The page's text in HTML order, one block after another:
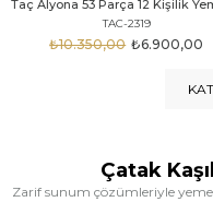
TAC-2318
₺6.900,00
₺10.350,00
Çatak
Zarif sunum çözümleriyle